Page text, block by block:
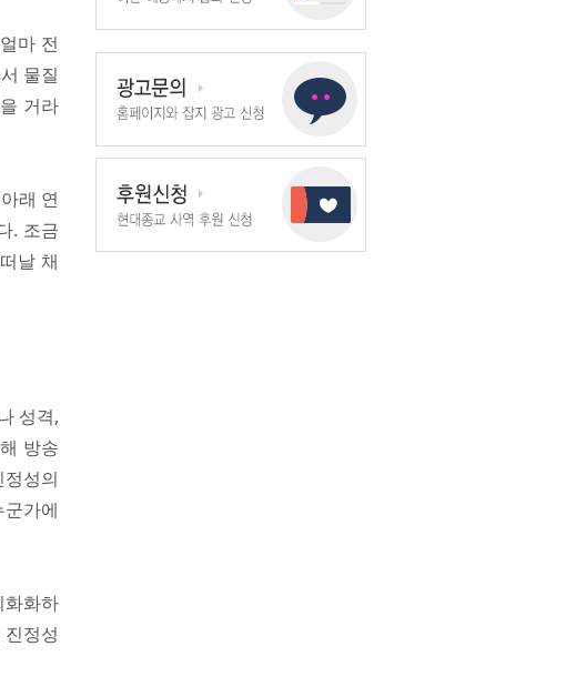
마 전
물질
거라
래 연
. 조금
날 채
성격,
방송
성의
가에
화화하
정성